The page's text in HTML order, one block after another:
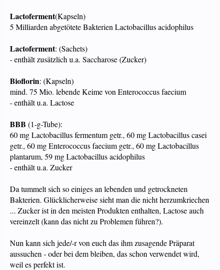
Lactoferment(Kapseln)
5 Milliarden abgetötete Bakterien Lactobacillus acidophilus
Lactoferment: (Sachets)
- enthält zusätzlich u.a. Saccharose (Zucker)
Bioflorin: (Kapseln)
mind. 75 Mio. lebende Keime von Enterococcus faecium
- enthält u.a. Lactose
BBB (1-g-Tube):
60 mg Lactobacillus fermentum getr., 60 mg Lactobacillus casei
getr., 60 mg Enterococcus faecium getr., 60 mg Lactobacillus
plantarum, 59 mg Lactobacillus acidophilus
- enthält u.a. Zucker
Da tummelt sich so einiges an lebenden und getrockneten
Bakterien. Glücklicherweise sieht man die nicht herzumkriechen
... Zucker ist in den meisten Produkten enthalten, Lactose auch
vereinzelt (kann das nicht zu Problemen führen?).
Nun kann sich jede/-r von euch das ihm zusagende Präparat
aussuchen - oder bei dem bleiben, das schon verwendet wird,
weil es perfekt ist.